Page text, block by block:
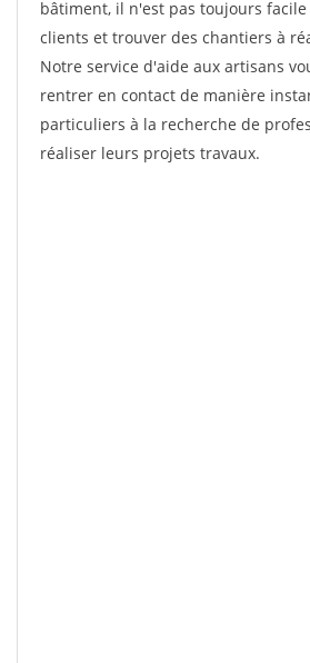
bâtiment, il n'est pas toujours
clients et trouver des chantiers à
Notre service d'aide aux artisans
rentrer en contact de manière
particuliers à la recherche de
réaliser leurs projets travaux.